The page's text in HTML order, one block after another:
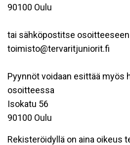
90100 Oulu
tai sähköpostitse osoitteeseen
toimisto@tervaritjuniorit.fi
Pyynnöt voidaan esittää myös
osoitteessa
Isokatu 56
90100 Oulu
Rekisteröidyllä on aina oikeus